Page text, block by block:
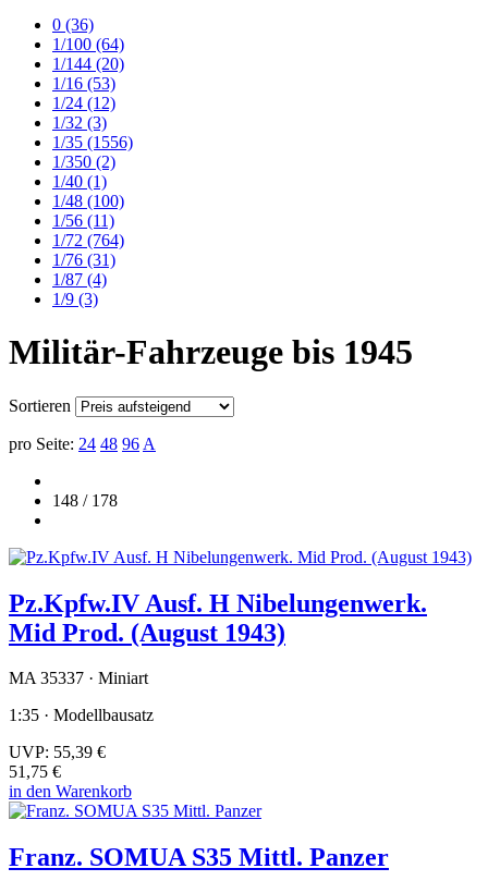
0 (36)
1/100 (64)
1/144 (20)
1/16 (53)
1/24 (12)
1/32 (3)
1/35 (1556)
1/350 (2)
1/40 (1)
1/48 (100)
1/56 (11)
1/72 (764)
1/76 (31)
1/87 (4)
1/9 (3)
Militär-Fahrzeuge bis 1945
Sortieren
pro Seite: 24 48 96 A
148 / 178
Pz.Kpfw.IV Ausf. H Nibelungenwerk.
Mid Prod. (August 1943)
MA 35337 · Miniart
1:35 · Modellbausatz
UVP: 55,39 €
51,75 €
in den Warenkorb
Franz. SOMUA S35 Mittl. Panzer